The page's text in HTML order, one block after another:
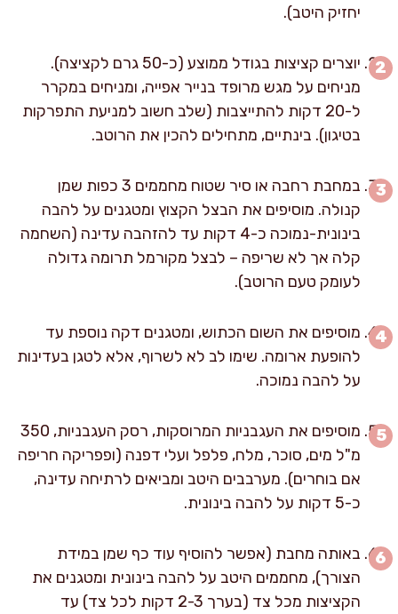
יחזיק היטב).
יוצרים קציצות בגודל ממוצע (כ-50 גרם לקציצה).
מניחים על מגש מרופד בנייר אפייה, ומניחים במקרר
ל-20 דקות להתייצבות (שלב חשוב למניעת התפרקות
בטיגון). בינתיים, מתחילים להכין את הרוטב.
במחבת רחבה או סיר שטוח מחממים 3 כפות שמן
קנולה. מוסיפים את הבצל הקצוץ ומטגנים על להבה
בינונית-נמוכה כ-4 דקות עד להזהבה עדינה (השחמה
קלה אך לא שריפה – לבצל מקורמל תרומה גדולה
לעומק טעם הרוטב).
מוסיפים את השום הכתוש, ומטגנים דקה נוספת עד
להופעת ארומה. שימו לב לא לשרוף, אלא לטגן בעדינות
על להבה נמוכה.
מוסיפים את העגבניות המרוסקות, רסק העגבניות, 350
מ"ל מים, סוכר, מלח, פלפל ועלי דפנה (ופפריקה חריפה
אם בוחרים). מערבבים היטב ומביאים לרתיחה עדינה,
כ-5 דקות על להבה בינונית.
באותה מחבת (אפשר להוסיף עוד כף שמן במידת
הצורך), מחממים היטב על להבה בינונית ומטגנים את
הקציצות מכל צד (בערך 2-3 דקות לכל צד) עד